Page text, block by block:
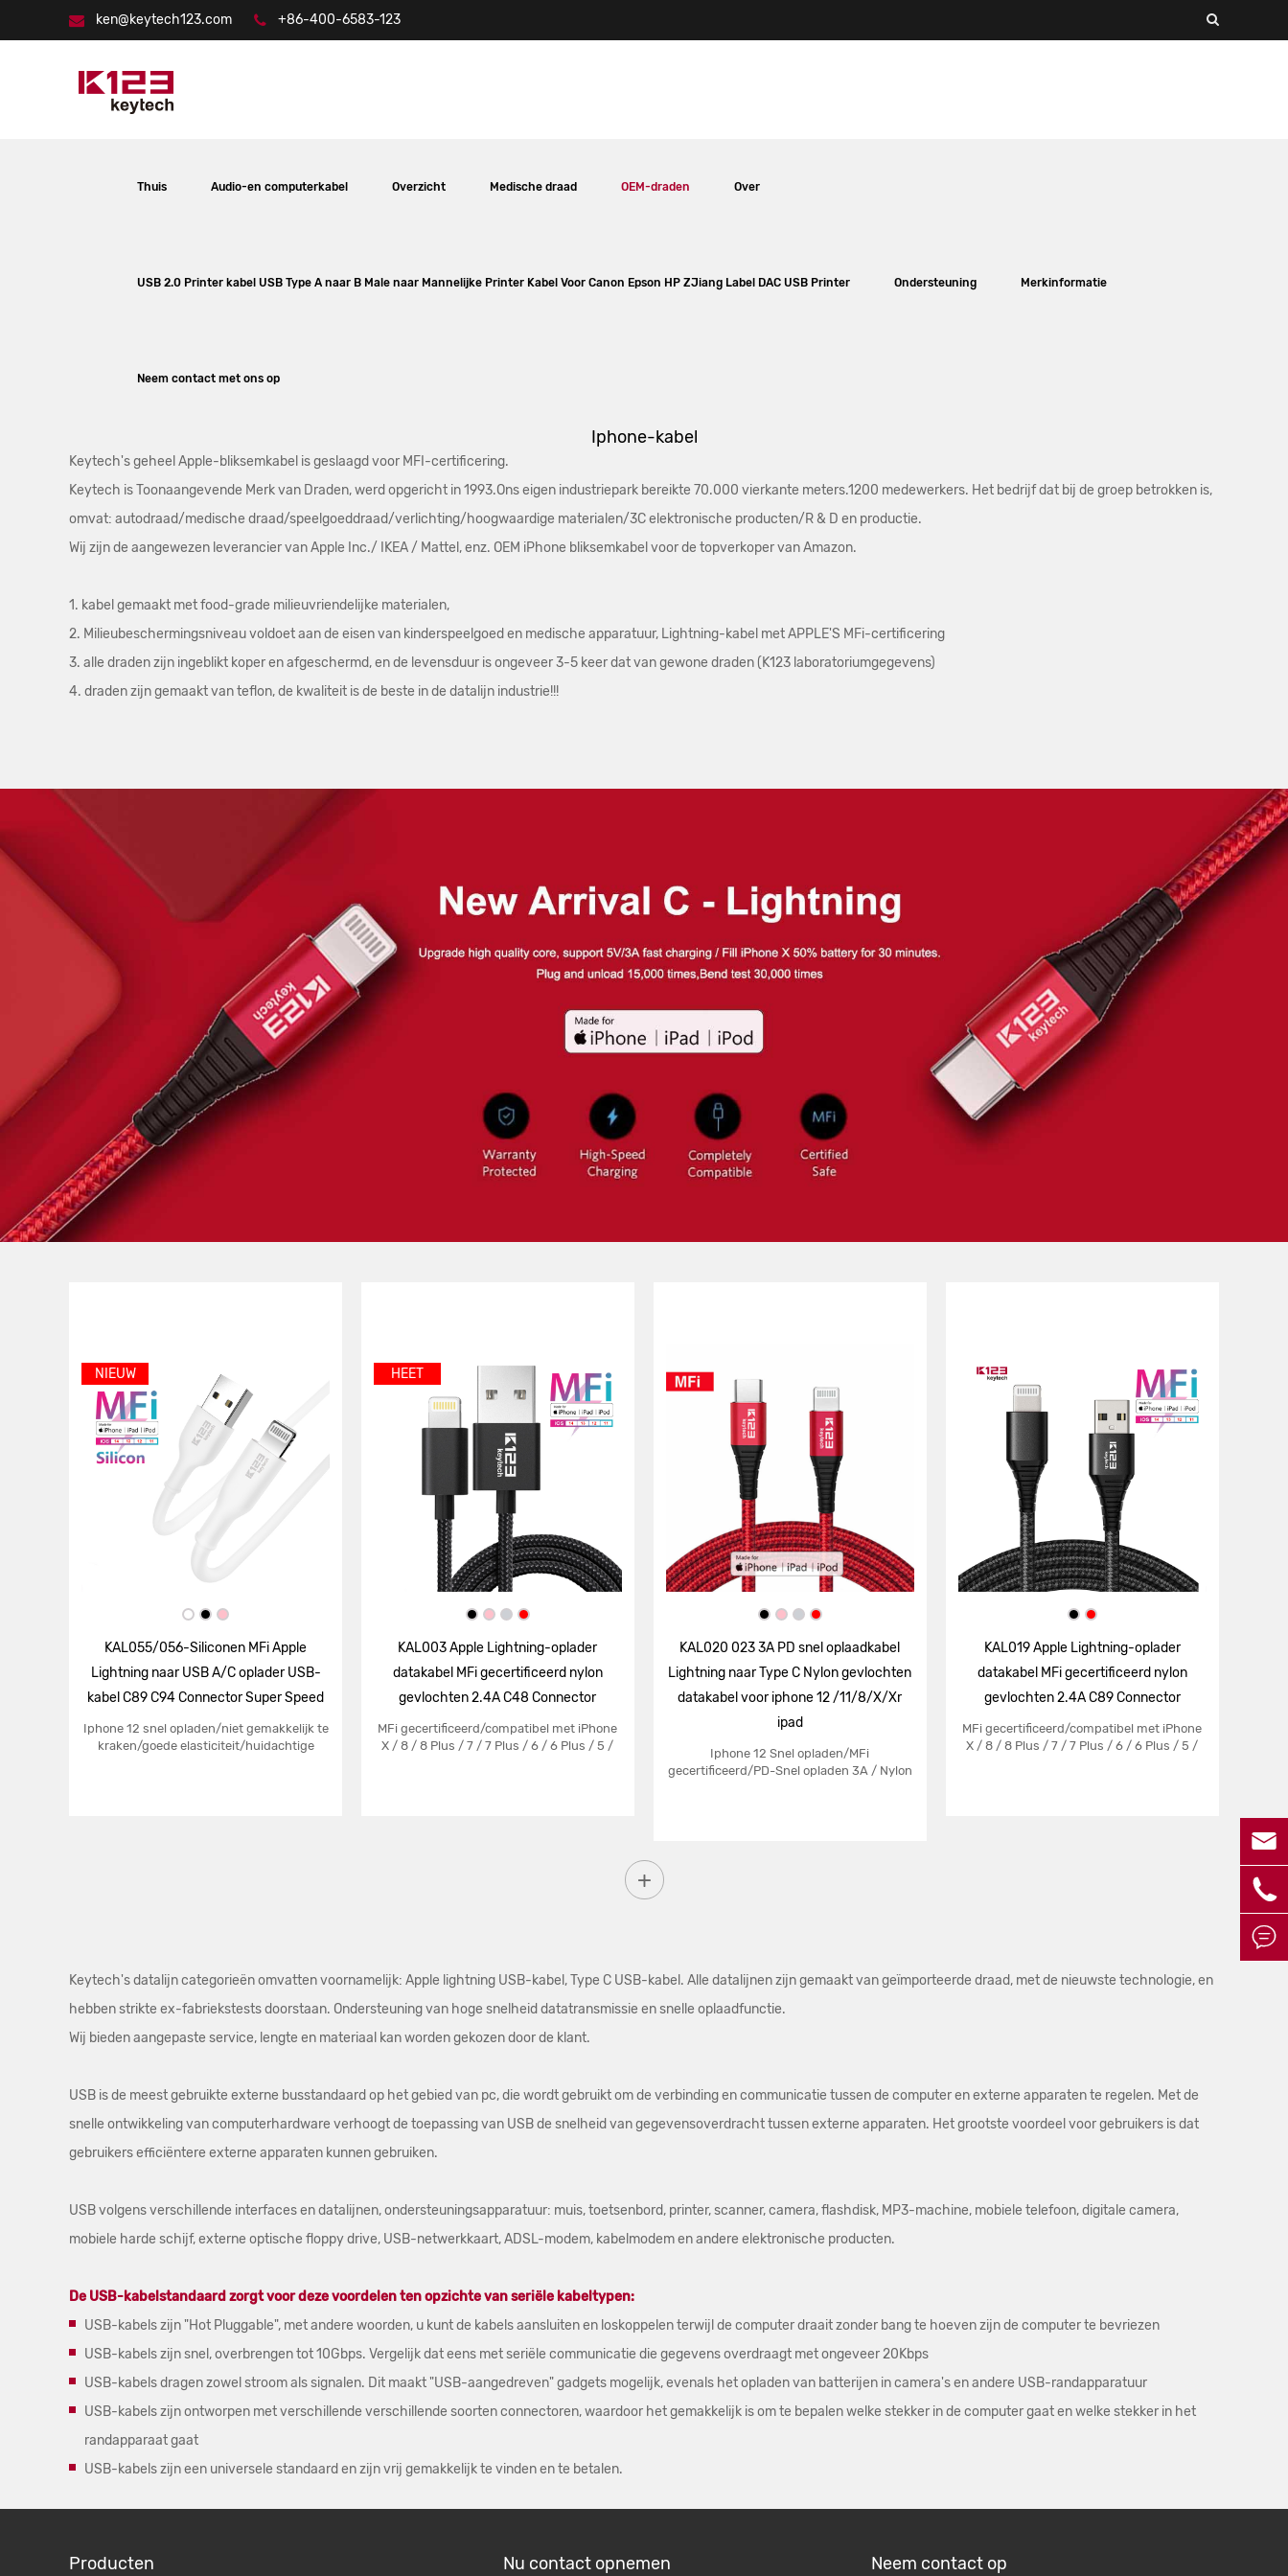
ken@keytech123.com +86-400-6583-123
Thuis Audio-en computerkabel Overzicht Medische draad OEM-draden Over
USB 2.0 Printer kabel USB Type A naar B Male naar Mannelijke Printer Kabel Voor Canon Epson HP ZJiang Label DAC USB Printer Ondersteuning Merkinformatie
Neem contact met ons op
Iphone-kabel
Keytech's geheel Apple-bliksemkabel is geslaagd voor MFI-certificering.
Keytech is Toonaangevende Merk van Draden, werd opgericht in 1993.Ons eigen industriepark bereikte 70.000 vierkante meters.1200 medewerkers. Het bedrijf dat bij de groep betrokken is,
omvat: autodraad/medische draad/speelgoeddraad/verlichting/hoogwaardige materialen/3C elektronische producten/R & D en productie.
Wij zijn de aangewezen leverancier van Apple Inc./ IKEA / Mattel, enz. OEM iPhone bliksemkabel voor de topverkoper van Amazon.
1. kabel gemaakt met food-grade milieuvriendelijke materialen,
2. Milieubeschermingsniveau voldoet aan de eisen van kinderspeelgoed en medische apparatuur, Lightning-kabel met APPLE'S MFi-certificering
3. alle draden zijn ingeblikt koper en afgeschermd, en de levensduur is ongeveer 3-5 keer dat van gewone draden (K123 laboratoriumgegevens)
4. draden zijn gemaakt van teflon, de kwaliteit is de beste in de datalijn industrie!!!
NIEUW
KAL055/056-Siliconen MFi Apple
Lightning naar USB A/C oplader USB-
kabel C89 C94 Connector Super Speed
Iphone 12 snel opladen/niet gemakkelijk te
kraken/goede elasticiteit/huidachtige
HEET
KAL003 Apple Lightning-oplader
datakabel MFi gecertificeerd nylon
gevlochten 2.4A C48 Connector
MFi gecertificeerd/compatibel met iPhone
X / 8 / 8 Plus / 7 / 7 Plus / 6 / 6 Plus / 5 /
KAL020 023 3A PD snel oplaadkabel
Lightning naar Type C Nylon gevlochten
datakabel voor iphone 12 /11/8/X/Xr
ipad
Iphone 12 Snel opladen/MFi
gecertificeerd/PD-Snel opladen 3A / Nylon
KAL019 Apple Lightning-oplader
datakabel MFi gecertificeerd nylon
gevlochten 2.4A C89 Connector
MFi gecertificeerd/compatibel met iPhone
X / 8 / 8 Plus / 7 / 7 Plus / 6 / 6 Plus / 5 /
Keytech's datalijn categorieën omvatten voornamelijk: Apple lightning USB-kabel, Type C USB-kabel. Alle datalijnen zijn gemaakt van geïmporteerde draad, met de nieuwste technologie, en
hebben strikte ex-fabriekstests doorstaan. Ondersteuning van hoge snelheid datatransmissie en snelle oplaadfunctie.
Wij bieden aangepaste service, lengte en materiaal kan worden gekozen door de klant.
USB is de meest gebruikte externe busstandaard op het gebied van pc, die wordt gebruikt om de verbinding en communicatie tussen de computer en externe apparaten te regelen. Met de
snelle ontwikkeling van computerhardware verhoogt de toepassing van USB de snelheid van gegevensoverdracht tussen externe apparaten. Het grootste voordeel voor gebruikers is dat
gebruikers efficiëntere externe apparaten kunnen gebruiken.
USB volgens verschillende interfaces en datalijnen, ondersteuningsapparatuur: muis, toetsenbord, printer, scanner, camera, flashdisk, MP3-machine, mobiele telefoon, digitale camera,
mobiele harde schijf, externe optische floppy drive, USB-netwerkkaart, ADSL-modem, kabelmodem en andere elektronische producten.
De USB-kabelstandaard zorgt voor deze voordelen ten opzichte van seriële kabeltypen:
USB-kabels zijn "Hot Pluggable", met andere woorden, u kunt de kabels aansluiten en loskoppelen terwijl de computer draait zonder bang te hoeven zijn de computer te bevriezen
USB-kabels zijn snel, overbrengen tot 10Gbps. Vergelijk dat eens met seriële communicatie die gegevens overdraagt met ongeveer 20Kbps
USB-kabels dragen zowel stroom als signalen. Dit maakt "USB-aangedreven" gadgets mogelijk, evenals het opladen van batterijen in camera's en andere USB-randapparatuur
USB-kabels zijn ontworpen met verschillende verschillende soorten connectoren, waardoor het gemakkelijk is om te bepalen welke stekker in de computer gaat en welke stekker in het
randapparaat gaat
USB-kabels zijn een universele standaard en zijn vrij gemakkelijk te vinden en te betalen.
Producten Nu contact opnemen Neem contact op


